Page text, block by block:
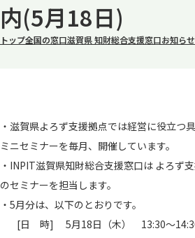
動
内(5月18日)
トップ全国の窓口滋賀県 知財総合支援窓口お知らせ
・滋賀県よろず支援拠点では経営に役立つ
ミニセミナーを毎月、開催しています。
・INPIT滋賀県知財総合支援窓口は よろず
のセミナーを担当します。
・5月分は、以下のとおりです。
[日 時] 5月18日（木） 13:30～